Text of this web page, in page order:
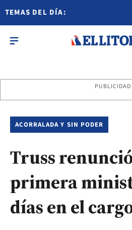
TEMAS DEL DÍA:
PUBLICIDAD
ACORRALADA Y SIN PODER
Truss
primera
días en el